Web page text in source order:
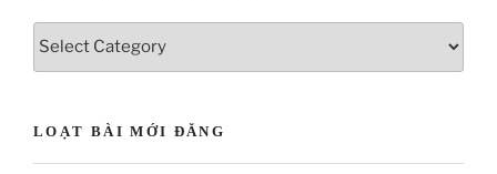
LOẠT BÀI MỚI ĐĂNG